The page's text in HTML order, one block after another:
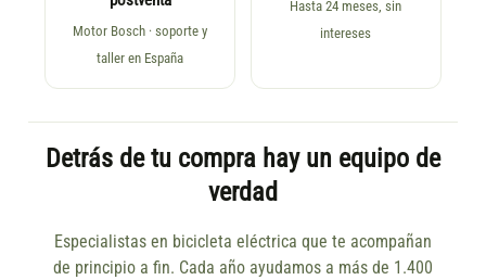
Motor Bosch · soporte y
taller en España
Hasta 24 meses, sin
intereses
Detrás de tu compra hay un equipo de
verdad
Especialistas en bicicleta eléctrica que te acompañan
de principio a fin. Cada año ayudamos a más de 1.400